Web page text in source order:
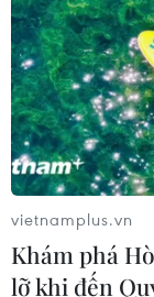
Phó Tổng Biên
THỦY
Sở hữu trí tuệ
RSS
Ngôn ngữ
Dịch vụ tin
Liên hệ
vietnamplus.vn
Khám phá
lỡ khi đến